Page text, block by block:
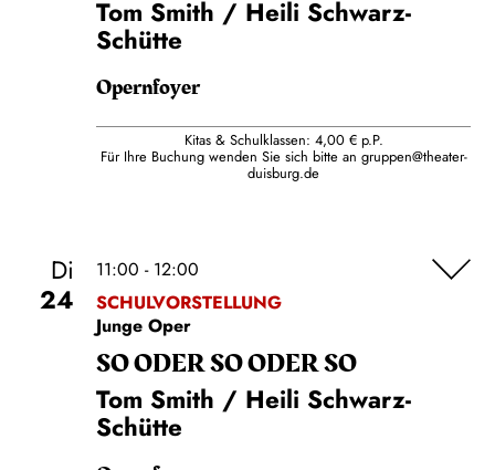
Tom Smith / Heili Schwarz-
Schütte
Opernfoyer
Kitas & Schulklassen: 4,00 € p.P.
Für Ihre Buchung wenden Sie sich bitte an gruppen@theater-
duisburg.de
Di
24
11:00 - 12:00
SCHULVORSTELLUNG
Junge Oper
SO ODER SO ODER SO
Tom Smith / Heili Schwarz-
Schütte